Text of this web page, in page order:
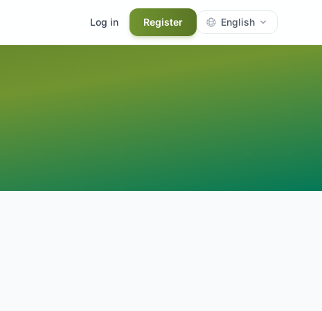
Log in Register English